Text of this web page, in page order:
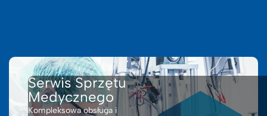
Serwis Sprzętu
Medycznego
Kompleksowa obsługa i